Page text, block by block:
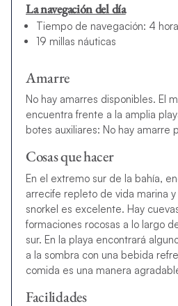
La navegación del día
Tiempo de navegación: 4
19 millas náuticas
Amarre
No hay amarres disponibles. El
encuentra frente a la amplia
botes auxiliares: No hay amarre
Cosas que hacer
En el extremo sur de la bahía,
arrecife repleto de vida marina y
snorkel es excelente. Hay
formaciones rocosas a lo largo
sur. En la playa encontrará
a la sombra con una bebida
comida es una manera
Facilidades